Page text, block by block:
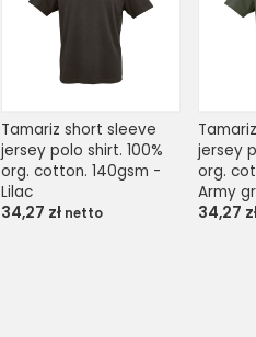
Tamariz short sleeve
jersey polo shirt. 100%
org. cotton. 140gsm -
Lilac
34,27 zł netto
jersey
org.
Army
34,27